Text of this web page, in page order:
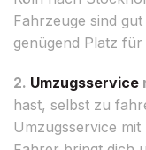
Fahrzeuge sind
genügend Platz für
2. Umzugsservice
hast, selbst zu
Umzugsservice